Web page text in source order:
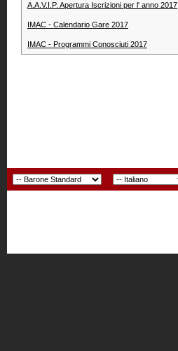
A.A.V.I.P. Apertura Iscrizioni per l' anno 2017
IMAC - Calendario Gare 2017
IMAC - Programmi Conosciuti 2017